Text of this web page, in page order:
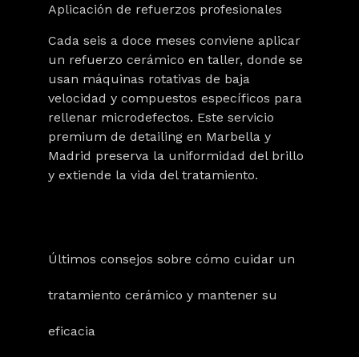
Aplicación de refuerzos profesionales
Cada seis a doce meses conviene aplicar
un refuerzo cerámico en taller, donde se
usan máquinas rotativas de baja
velocidad y compuestos específicos para
rellenar microdefectos. Este servicio
premium de detailing en Marbella y
Madrid preserva la uniformidad del brillo
y extiende la vida del tratamiento.
Últimos consejos sobre cómo cuidar un
tratamiento cerámico y mantener su
eficacia